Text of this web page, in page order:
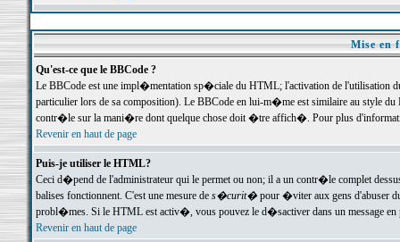
Mise en
Qu'est-ce que le BBCode ?
Le BBCode est une impl�mentation sp�ciale du HTML; l'activation de l'utilisation
particulier lors de sa composition). Le BBCode en lui-m�me est similaire au style
contr�le sur la mani�re dont quelque chose doit �tre affich�. Pour plus
Revenir en haut de page
Puis-je utiliser le HTML?
Ceci d�pend de l'administrateur qui le permet ou non; il a un contr�le complet
balises fonctionnent. C'est une mesure de s�curit�pour �viter aux gens d'abuser
probl�mes. Si le HTML est activ�, vous pouvez le d�sactiver dans un message en
Revenir en haut de page